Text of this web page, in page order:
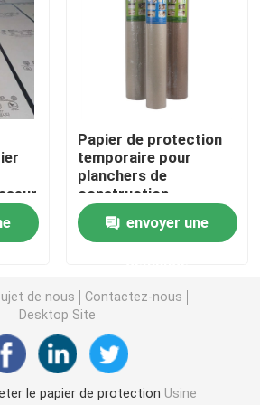
protecteur provisoire
de emballage
carton
Papier de protection
temporaire pour
planchers de
construction
envoyer une
de nous
Contactez-nous
Desktop Site
le papier de protection Usine